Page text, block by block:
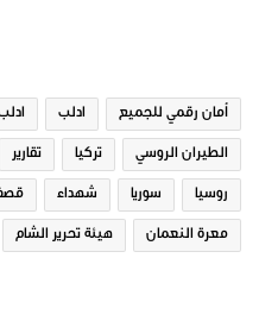
أمان رقمي للجميع ادلب
الطيران الروسي تركيا تقارير
روسيا سوريا شهداء
معرة النعمان هيئة تحرير الشام